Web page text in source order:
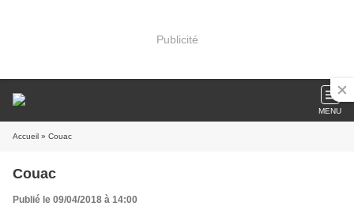
Publicité
MENU
Accueil » Couac
Couac
Publié le 09/04/2018 à 14:00